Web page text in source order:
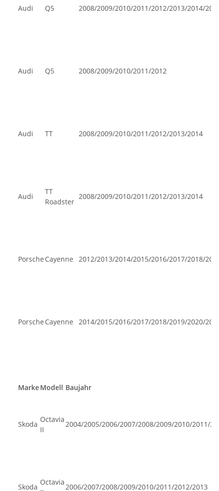
Audi Q5 2008/2009/2010/2011/2012/2013/2014/
Audi Q5 2008/2009/2010/2011/2012
Audi TT 2008/2009/2010/2011/2012/2013/2014
Audi
TT
Roadster
2008/2009/2010/2011/2012/2013/2014
Porsche Cayenne 2012/2013/2014/2015/2016/2017/2018/
Porsche Cayenne 2014/2015/2016/2017/2018/2019/2020/
MarkeModell Baujahr
Skoda
Octavia
II
2004/2005/2006/2007/2008/2009/2010/2011/
Skoda
Octavia
2006/2007/2008/2009/2010/2011/2012/2013